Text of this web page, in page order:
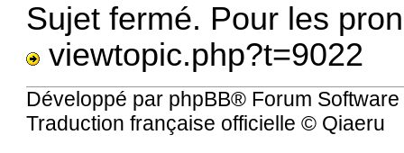
Sujet fermé. Pour les
viewtopic.php?t=9022
Développé par phpBB® Forum
Traduction française officielle © Qiaeru